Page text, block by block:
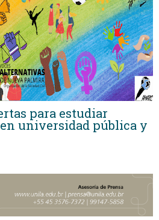
para estudiar
universidad pública y